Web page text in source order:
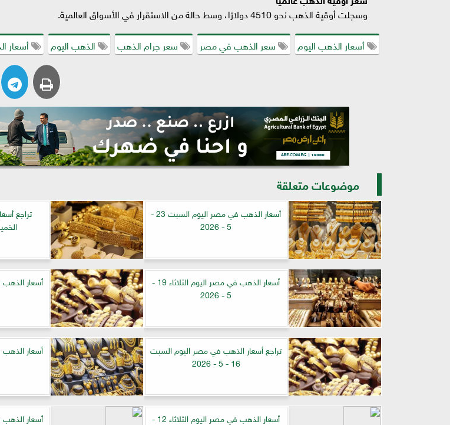
وسجلت أوقية الذهب نحو 4510 دولارًا، وسط حالة من الاستقرار في الأسواق العالمية.
أسعار الذهب اليوم
سعر الذهب في مصر سعر جرام الذهب الذهب اليوم أسعار
موضوعات متعلقة
أسعار الذهب في مصر اليوم السبت 23 -
5 - 2026
تراجع
الخميس 21
أسعار الذهب في مصر اليوم الثلاثاء 19 -
5 - 2026
تراجع أسعار الذهب في مصر اليوم السبت
16 - 5 - 2026
أسعار الذهب في مصر اليوم الثلاثاء 12 -